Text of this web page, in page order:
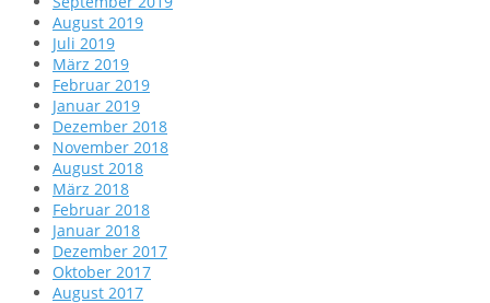
August 2019
Juli 2019
März 2019
Februar 2019
Januar 2019
Dezember 2018
November 2018
August 2018
März 2018
Februar 2018
Januar 2018
Dezember 2017
Oktober 2017
August 2017